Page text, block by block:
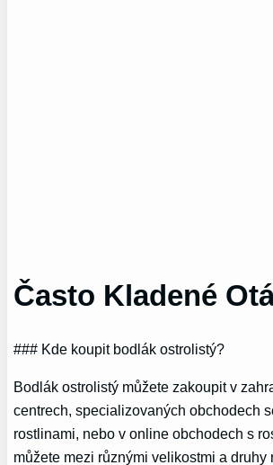
Často Kladené
### Kde koupit bodlák ostrolistý?
Bodlák ostrolistý můžete zakoupit v
centrech, specializovaných obchodech
rostlinami, nebo v online obchodech s
můžete mezi různými velikostmi a druhy